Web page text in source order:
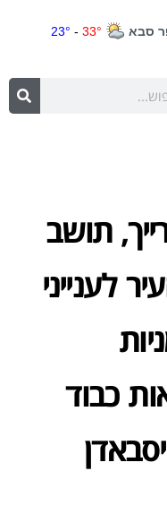
תושב
לענייני
כבוד